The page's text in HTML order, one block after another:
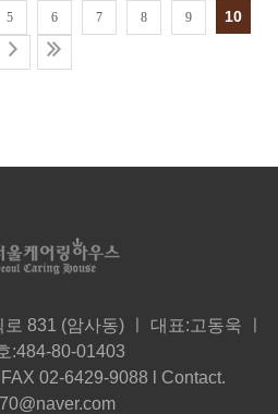
5 6 7 8 9 10
831 (암사동) ㅣ 대표:고동욱 ㅣ
:484-80-01403
02-6429-9088 l Contact.